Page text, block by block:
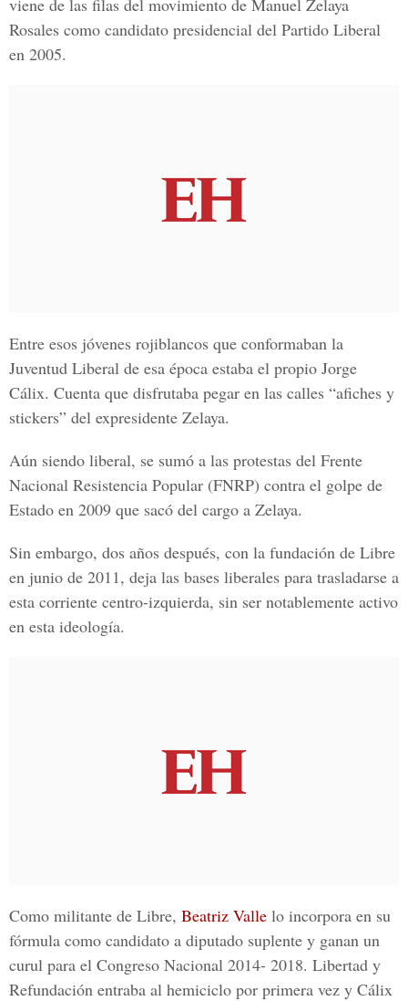
viene de las filas del movimiento de Manuel Zelaya
Rosales como candidato presidencial del Partido Liberal
en 2005.
Entre esos jóvenes rojiblancos que conformaban la
Juventud Liberal de esa época estaba el propio Jorge
Cálix. Cuenta que disfrutaba pegar en las calles “afiches y
stickers” del expresidente Zelaya.
Aún siendo liberal, se sumó a las protestas del Frente
Nacional Resistencia Popular (FNRP) contra el golpe de
Estado en 2009 que sacó del cargo a Zelaya.
Sin embargo, dos años después, con la fundación de Libre
en junio de 2011, deja las bases liberales para trasladarse a
esta corriente centro-izquierda, sin ser notablemente activo
en esta ideología.
Como militante de Libre, Beatriz Valle lo incorpora en su
fórmula como candidato a diputado suplente y ganan un
curul para el Congreso Nacional 2014- 2018. Libertad y
Refundación entraba al hemiciclo por primera vez y Cálix